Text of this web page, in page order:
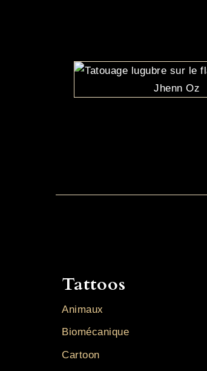
Tattoos
Animaux
Biomécanique
Cartoon